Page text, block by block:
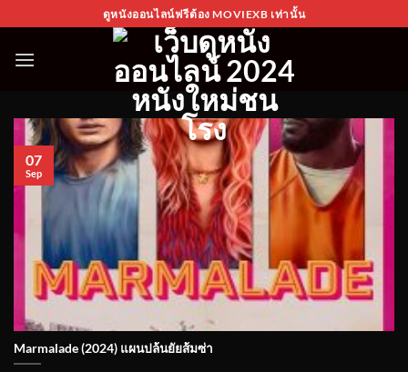
to
content
ดูหนังออนไลน์ฟรีต้อง MOVIEXB เท่านั้น
Marmalade (2024) แผนปล้นยัยส้มซ่า
07
Sep